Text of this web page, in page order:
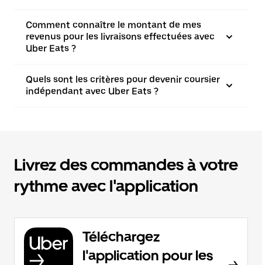
Comment connaître le montant de mes
revenus pour les livraisons effectuées avec
Uber Eats ?
Quels sont les critères pour devenir coursier
indépendant avec Uber Eats ?
Livrez des commandes à votre
rythme avec l'application
Téléchargez
l'application pour les